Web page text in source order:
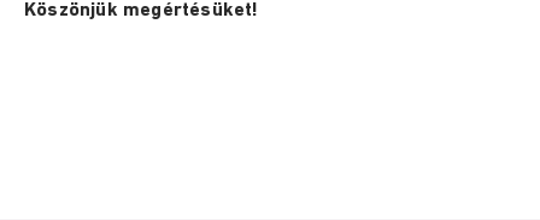
Köszönjük megértésüket!